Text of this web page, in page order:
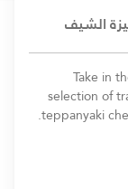
الشيف
Take in
selection of
teppanyaki
Opens